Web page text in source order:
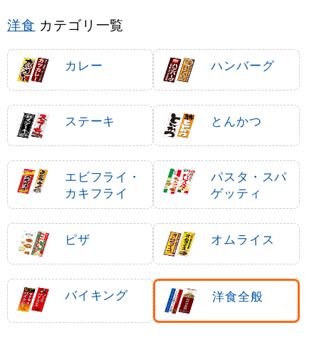
洋食 カテゴリ一覧
カレー ハンバーグ
ステーキ とんかつ
エビフライ・
カキフライ
パスタ・スパ
ゲッティ
ピザ オムライス
バイキング 洋食全般